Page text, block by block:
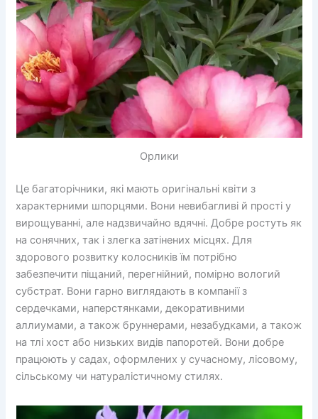
Орлики
Це багаторічники, які мають оригінальні квіти з
характерними шпорцями. Вони невибагливі й прості у
вирощуванні, але надзвичайно вдячні. Добре ростуть як
на сонячних, так і злегка затінених місцях. Для
здорового розвитку колосників їм потрібно
забезпечити піщаний, перегнійний, помірно вологий
субстрат. Вони гарно виглядають в компанії з
сердечками, наперстянками, декоративними
аллиумами, а також бруннерами, незабудками, а також
на тлі хост або низьких видів папоротей. Вони добре
працюють у садах, оформлених у сучасному, лісовому,
сільському чи натуралістичному стилях.